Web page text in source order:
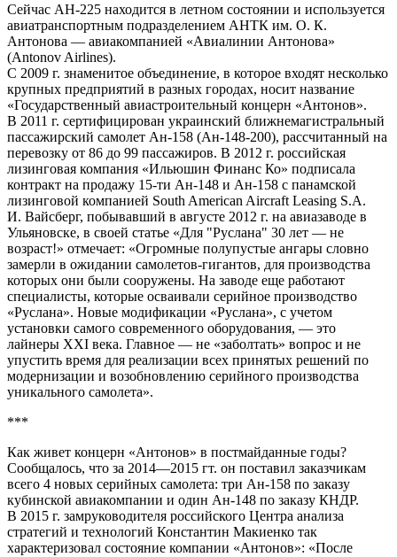
Сейчас АН-225 находится в летном состоянии и используется
авиатранспортным подразделением АНТК им. О. К.
Антонова — авиакомпанией «Авиалинии Антонова»
(Antonov Airlines).
С 2009 г. знаменитое объединение, в которое входят несколько
крупных предприятий в разных городах, носит название
«Государственный авиастроительный концерн «Антонов».
В 2011 г. сертифицирован украинский ближнемагистральный
пассажирский самолет Ан-158 (Ан-148-200), рассчитанный на
перевозку от 86 до 99 пассажиров. В 2012 г. российская
лизинговая компания «Ильюшин Финанс Ко» подписала
контракт на продажу 15-ти Ан-148 и Ан-158 с панамской
лизинговой компанией South American Aircraft Leasing S.A.
И. Вайсберг, побывавший в августе 2012 г. на авиазаводе в
Ульяновске, в своей статье «Для "Руслана" 30 лет — не
возраст!» отмечает: «Огромные полупустые ангары словно
замерли в ожидании самолетов-гигантов, для производства
которых они были сооружены. На заводе еще работают
специалисты, которые осваивали серийное производство
«Руслана». Новые модификации «Руслана», с учетом
установки самого современного оборудования, — это
лайнеры XXI века. Главное — не «заболтать» вопрос и не
упустить время для реализации всех принятых решений по
модернизации и возобновлению серийного производства
уникального самолета».
***
Как живет концерн «Антонов» в постмайданные годы?
Сообщалось, что за 2014—2015 гт. он поставил заказчикам
всего 4 новых серийных самолета: три Ан-158 по заказу
кубинской авиакомпании и один Ан-148 по заказу КНДР.
В 2015 г. замруководителя российского Центра анализа
стратегий и технологий Константин Макиенко так
характеризовал состояние компании «Антонов»: «После